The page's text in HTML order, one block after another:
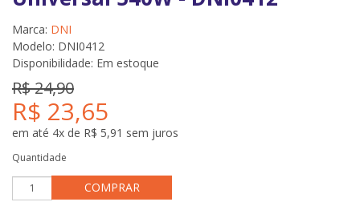
Marca: DNI
Modelo: DNI0412
Disponibilidade: Em estoque
R$ 24,90
R$ 23,65
em até 4x de R$ 5,91 sem juros
Quantidade
COMPRAR